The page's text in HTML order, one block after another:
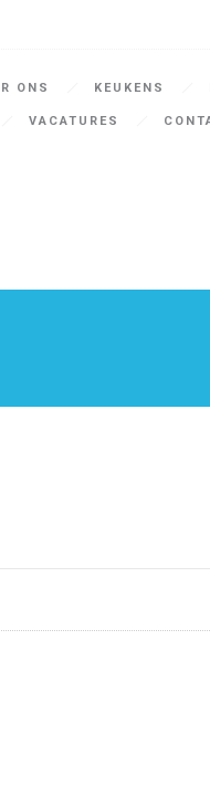
ONS KEUKENS
VACATURES